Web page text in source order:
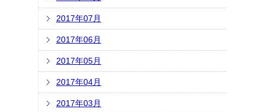
2017年07月
2017年06月
2017年05月
2017年04月
2017年03月